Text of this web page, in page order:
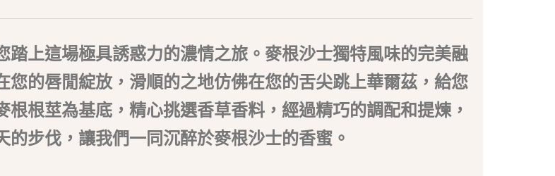
上這場極具誘惑力的濃情之旅。麥根沙士獨特風味的完美融
的唇閒綻放，滑順的之地仿佛在您的舌尖跳上華爾茲，給您
根莖為基底，精心挑選香草香料，經過精巧的調配和提煉，
步伐，讓我們一同沉醉於麥根沙士的香蜜。